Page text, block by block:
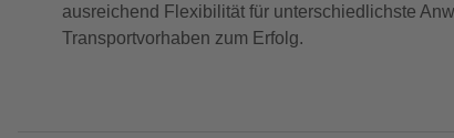
ausreichend Flexibilität für unterschiedlichste
Transportvorhaben zum Erfolg.